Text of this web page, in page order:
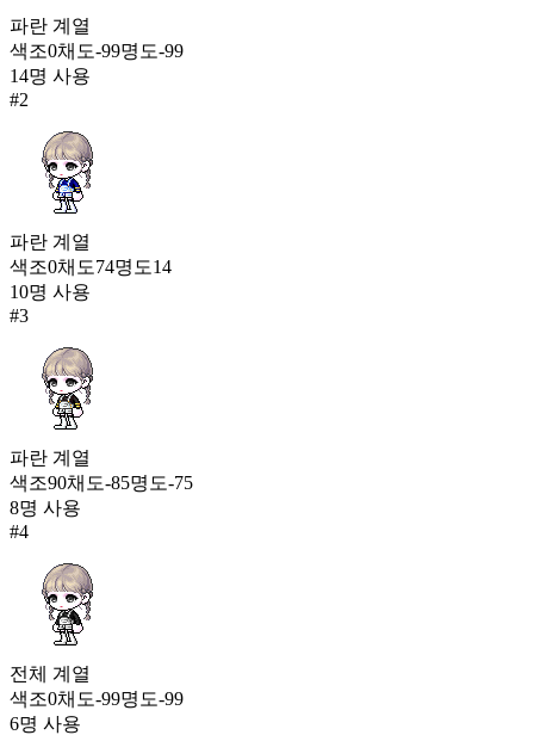
행복한 여름방학(남)
494
197
꿈의 항해 원피스(여)
수정 이슬(여)
489
200
대왕 오징어 인형옷
파란 계열
색조0채도-99명도-99
14명 사용
#2
파란 계열
색조0채도74명도14
10명 사용
#3
파란 계열
색조90채도-85명도-75
8명 사용
#4
전체 계열
색조0채도-99명도-99
6명 사용